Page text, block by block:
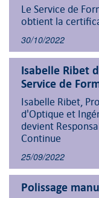
Le Service de
obtient la
30/10/2022
Isabelle Ribet
Service de
Isabelle Ribet,
d'Optique et
devient
Continue
25/09/2022
Polissage